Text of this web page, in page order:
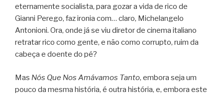
eternamente socialista, para gozar a vida de rico de
Gianni Perego, faz ironia com… claro, Michelangelo
Antonioni. Ora, onde já se viu diretor de cinema italiano
retratar rico como gente, e não como corrupto, ruim da
cabeça e doente do pé?
Mas Nós Que Nos Amávamos Tanto, embora seja um
pouco da mesma história, é outra história, e, embora este